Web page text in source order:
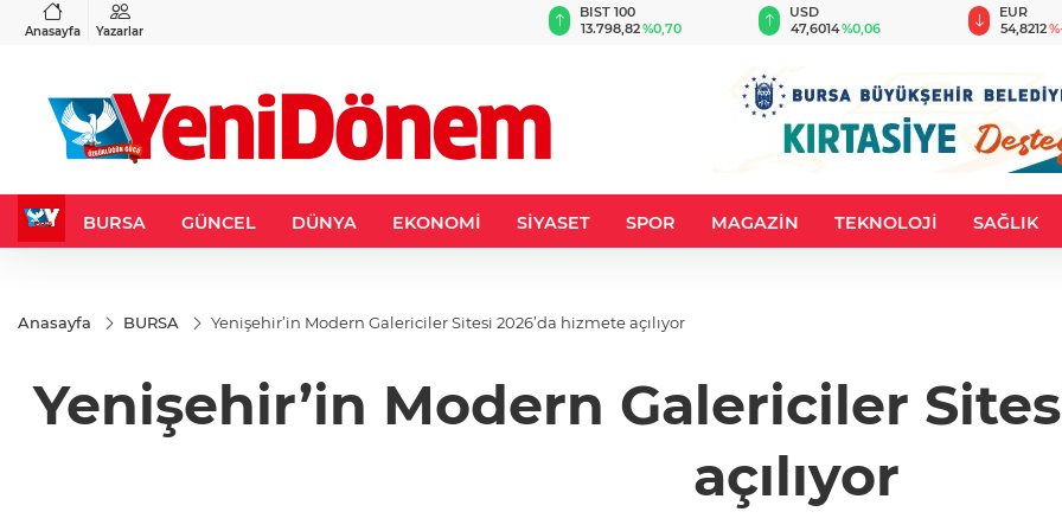
Anasayfa Yazarlar
%0,37
BIST 100
13.798,82%0,70
USD
47,6014%0,06
EUR
54,8212
BURSA GÜNCEL DÜNYA EKONOMİ SİYASET SPOR MAGAZİN TEKNOLOJİ SAĞLIK
Anasayfa BURSA Yenişehir’in Modern Galericiler Sitesi 2026’da hizmete açılıyor
Yenişehir’in Modern Galericiler
açılıyor